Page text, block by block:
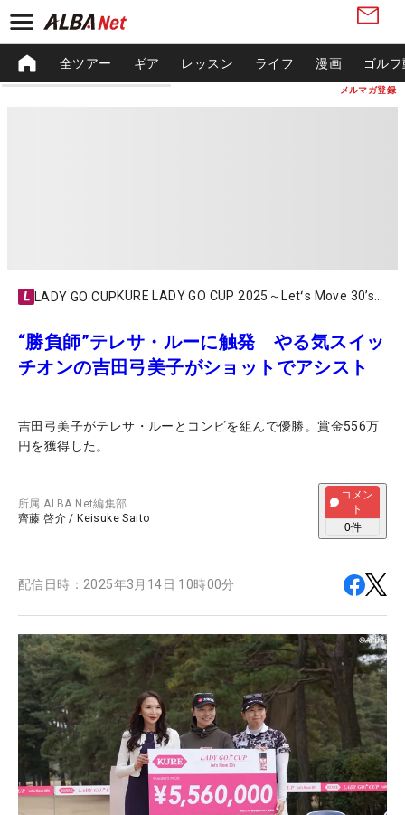
メルマガ登録
全ツアー ギア レッスン ライフ 漫画 ゴル
LADY GO CUP
“勝負師”テレサ・ルーに触発 やる気スイッ
チオンの吉田弓美子がショットでアシスト
吉田弓美子がテレサ・ルーとコンビを組んで優勝。賞金556万
円を獲得した。
所属ALBA Net編集部
齊藤 啓介 / Keisuke Saito
コメン
ト
0件
配信日時： 2025年3月14日 10時00分